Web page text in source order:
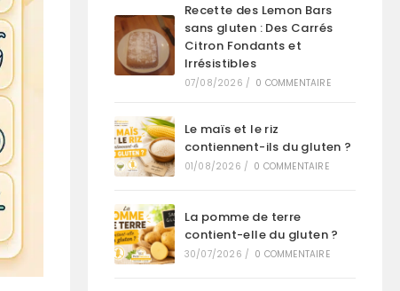
Recette des Lemon Bars
sans gluten : Des Carrés
Citron Fondants et
Irrésistibles
07/08/2026 / 0 COMMENTAIRE
Le maïs et le riz
contiennent-ils du gluten ?
01/08/2026 / 0 COMMENTAIRE
La pomme de terre
contient-elle du gluten ?
30/07/2026 / 0 COMMENTAIRE